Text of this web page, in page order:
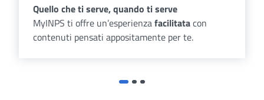
Quello che ti serve, quando ti serve
MyINPS ti offre un’esperienzafacilitatacon
contenuti pensati appositamente per te.